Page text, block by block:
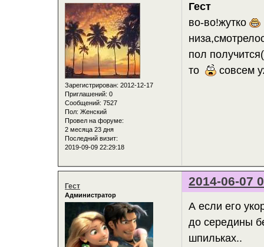
Зарегистрирован: 2012-12-17
Приглашений: 0
Сообщений: 7527
Пол: Женский
Провел на форуме:
2 месяца 23 дня
Последний визит:
2019-09-09 22:29:18
Гест
во-во!жутко
пол
то
совсем
2014-06-07
Гест
Администратор
А если его
до середины
шпильках..